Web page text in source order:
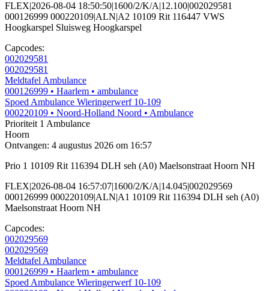
FLEX|2026-08-04 18:50:50|1600/2/K/A|12.100|002029581
000126999 000220109|ALN|A2 10109 Rit 116447 VWS
Hoogkarspel Sluisweg Hoogkarspel
Capcodes:
002029581
002029581
Meldtafel Ambulance
000126999 • Haarlem • ambulance
Spoed Ambulance Wieringerwerf 10-109
000220109 • Noord-Holland Noord • Ambulance
Prioriteit 1 Ambulance
Hoorn
Ontvangen: 4 augustus 2026 om 16:57
Prio 1 10109 Rit 116394 DLH seh (A0) Maelsonstraat Hoorn NH
FLEX|2026-08-04 16:57:07|1600/2/K/A|14.045|002029569
000126999 000220109|ALN|A1 10109 Rit 116394 DLH seh (A0)
Maelsonstraat Hoorn NH
Capcodes:
002029569
002029569
Meldtafel Ambulance
000126999 • Haarlem • ambulance
Spoed Ambulance Wieringerwerf 10-109